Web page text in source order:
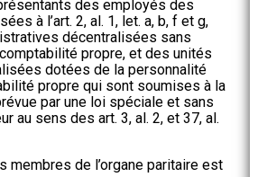
des employés des
à l’art. 2, al. 1, let. a, b, f et g,
décentralisées sans
propre, et des unités
dotées de la personnalité
propre qui sont soumises à la
par une loi spéciale et sans
au sens des art. 3, al. 2, et 37, al.
membres de l’organe paritaire est